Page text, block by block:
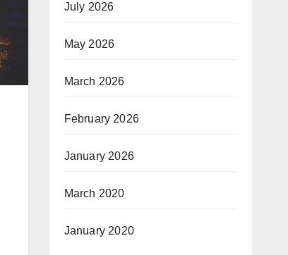
July 2026
May 2026
March 2026
February 2026
January 2026
March 2020
January 2020